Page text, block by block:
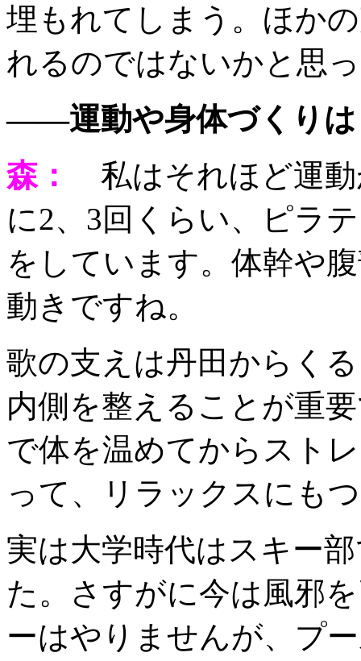
埋もれてしまう。ほか
れるのではないかと思
——運動や身体づくりは
森：
私はそれほど運動
に2、3回くらい、ピラ
をしています。体幹や
動きですね。
歌の支えは丹田からく
内側を整えることが重
で体を温めてからスト
って、リラックスにも
実は大学時代はスキー
た。さすがに今は風邪
ーはやりませんが、プ